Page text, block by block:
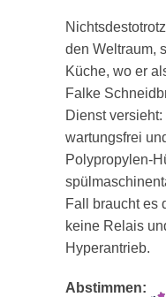
den Weltraum,
Küche, wo er
Falke
Dienst
wartungsfrei
Polypropylen-
Fall braucht es
keine Relais
Hyperantrieb.
Abstimmen: